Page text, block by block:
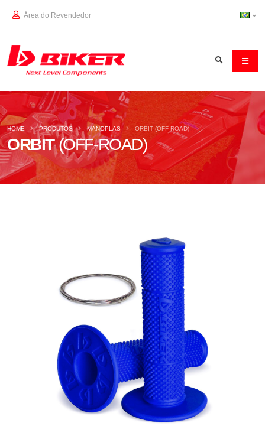
Área do Revendedor
ORBIT(OFF-ROAD)
HOME PRODUTOS MANOPLAS ORBIT (OFF-ROAD)